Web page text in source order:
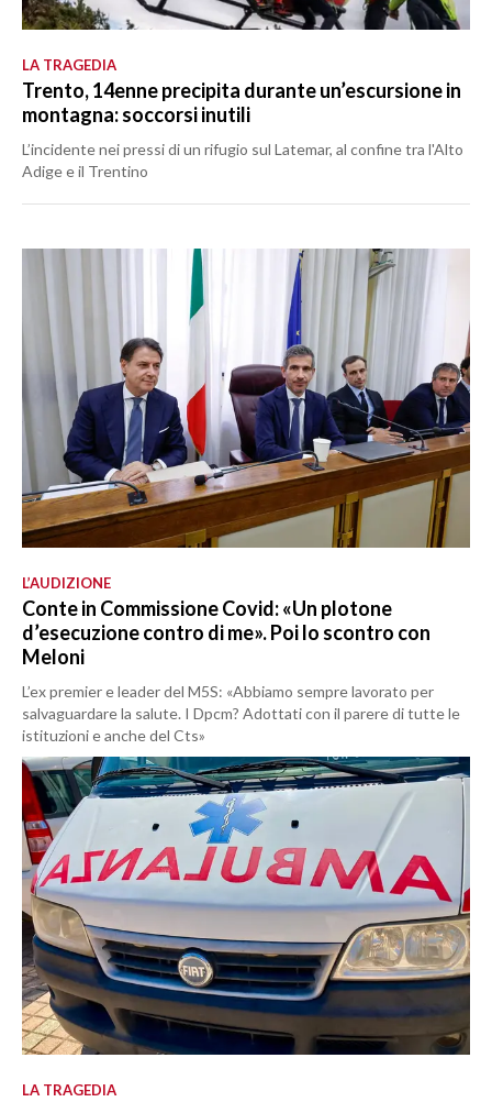
LA TRAGEDIA
Trento, 14enne precipita durante un’escursione in
montagna: soccorsi inutili
L’incidente nei pressi di un rifugio sul Latemar, al confine tra l'Alto
Adige e il Trentino
L’AUDIZIONE
Conte in Commissione Covid: «Un plotone
d’esecuzione contro di me». Poi lo scontro con
Meloni
L’ex premier e leader del M5S: «Abbiamo sempre lavorato per
salvaguardare la salute. I Dpcm? Adottati con il parere di tutte le
istituzioni e anche del Cts»
LA TRAGEDIA